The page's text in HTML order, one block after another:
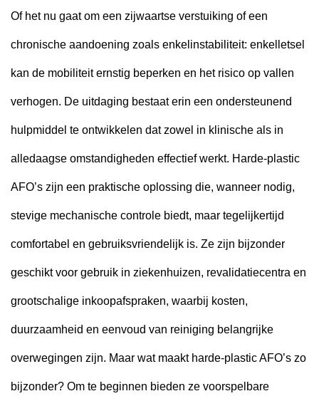
Of het nu gaat om een zijwaartse verstuiking of een
chronische aandoening zoals enkelinstabiliteit: enkelletsel
kan de mobiliteit ernstig beperken en het risico op vallen
verhogen. De uitdaging bestaat erin een ondersteunend
hulpmiddel te ontwikkelen dat zowel in klinische als in
alledaagse omstandigheden effectief werkt. Harde-plastic
AFO’s zijn een praktische oplossing die, wanneer nodig,
stevige mechanische controle biedt, maar tegelijkertijd
comfortabel en gebruiksvriendelijk is. Ze zijn bijzonder
geschikt voor gebruik in ziekenhuizen, revalidatiecentra en
grootschalige inkoopafspraken, waarbij kosten,
duurzaamheid en eenvoud van reiniging belangrijke
overwegingen zijn. Maar wat maakt harde-plastic AFO’s zo
bijzonder? Om te beginnen bieden ze voorspelbare